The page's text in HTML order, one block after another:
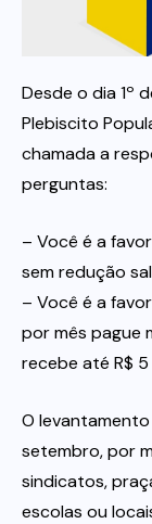
Financeiras e
Desde o dia 1º
Plebiscito
chamada a
perguntas:
– Você é a
sem redução
– Você é a
por mês pague
recebe até R$
O
setembro, por
sindicatos,
escolas ou